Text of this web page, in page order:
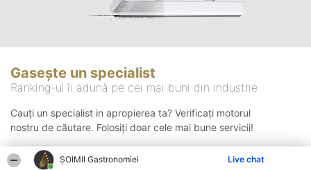
ȘOIMII Gastronomiei Live chat
Gasește un specialist
Ranking-ul îi adună pe cei mai buni din industrie
Cauți un specialist in apropierea ta? Verificați motorul
nostru de căutare. Folosiți doar cele mai bune servicii!